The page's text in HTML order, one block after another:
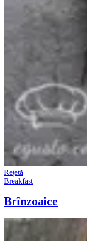
Rețetă
Breakfast
Brînzoaice